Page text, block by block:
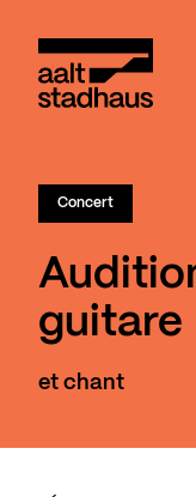
Main content
Concert
guitare
et chant